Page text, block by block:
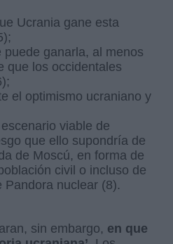
Ucrania gane esta
puede ganarla, al menos
que los occidentales
el optimismo ucraniano y
viable de
que ello supondría de
de Moscú, en forma de
civil o incluso de
Pandora nuclear (8).
sin embargo, en que